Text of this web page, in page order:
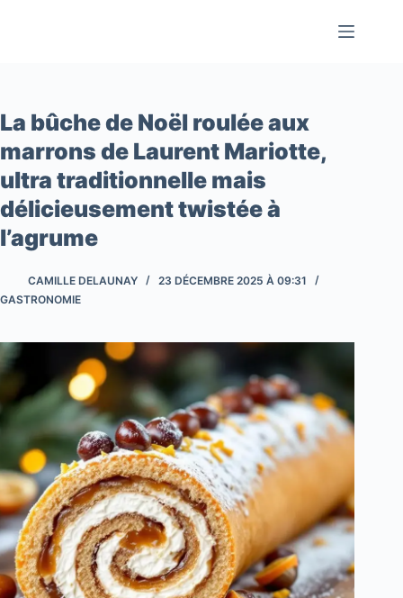
La bûche de Noël roulée aux
marrons de Laurent Mariotte,
ultra traditionnelle mais
délicieusement twistée à
l’agrume
CAMILLE DELAUNAY
23 DÉCEMBRE 2025 À 09:31
GASTRONOMIE